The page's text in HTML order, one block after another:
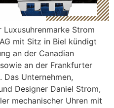
Strom
mit Sitz in Biel kündigt
an der Canadian
an der Frankfurter
Unternehmen,
Designer Daniel Strom,
mechanischer Uhren mit